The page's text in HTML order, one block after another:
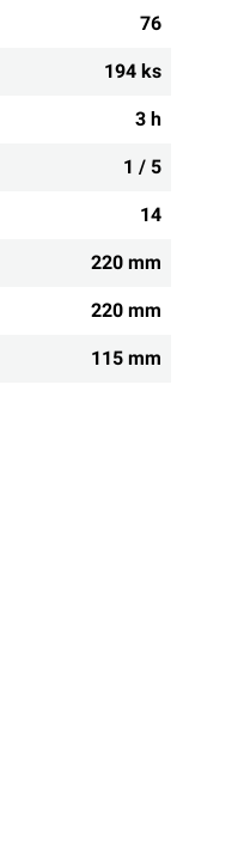
76
194 ks
3 h
1 / 5
14
220 mm
220 mm
115 mm